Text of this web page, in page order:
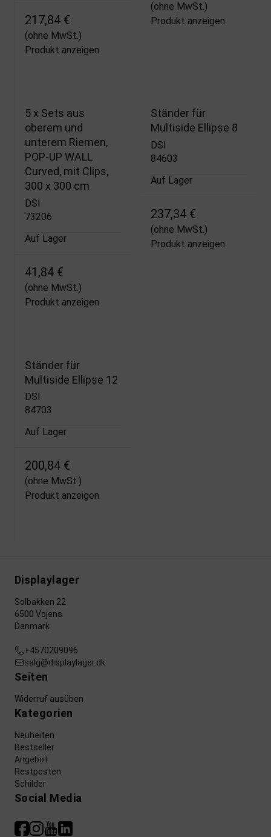
217,84 €
(ohne MwSt.)
Produkt anzeigen
(ohne MwSt.)
Produkt anzeigen
5 x Sets aus
oberem und
unterem Riemen,
POP-UP WALL
Curved, mit Clips,
300 x 300 cm
DSI
73206
Auf Lager
41,84 €
(ohne MwSt.)
Produkt anzeigen
Ständer für
Multiside Ellipse 8
DSI
84603
Auf Lager
237,34 €
(ohne MwSt.)
Produkt anzeigen
Ständer für
Multiside Ellipse 12
DSI
84703
Auf Lager
200,84 €
(ohne MwSt.)
Produkt anzeigen
Displaylager
Solbakken 22
6500 Vojens
Danmark
+4570209096
salg@displaylager.dk
Seiten
Widerruf ausüben
Kategorien
Neuheiten
Bestseller
Angebot
Restposten
Schilder
Social Media